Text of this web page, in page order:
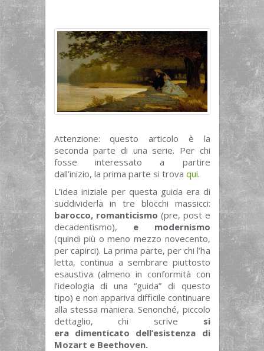
Attenzione: questo articolo è la
seconda parte di una serie. Per chi
fosse interessato a partire
dall’inizio, la prima parte si trova qui.
L’idea iniziale per questa guida era di
suddividerla in tre blocchi massicci:
barocco, romanticismo (pre, post e
decadentismo), e modernismo
(quindi più o meno mezzo novecento,
per capirci). La prima parte, per chi l’ha
letta, continua a sembrare piuttosto
esaustiva (almeno in conformità con
l’ideologia di una “guida” di questo
tipo) e non appariva difficile continuare
alla stessa maniera. Senonché, piccolo
dettaglio, chi scrive si
era dimenticato dell’esistenza di
Mozart e Beethoven.